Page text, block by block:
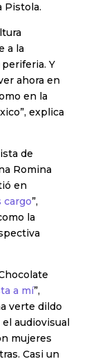
Pistola.
a la
Y
ahora en
en la
explica
de
Romina
en
cargo”,
la
a mí”,
verte dildo
audiovisual
mujeres
Casi un